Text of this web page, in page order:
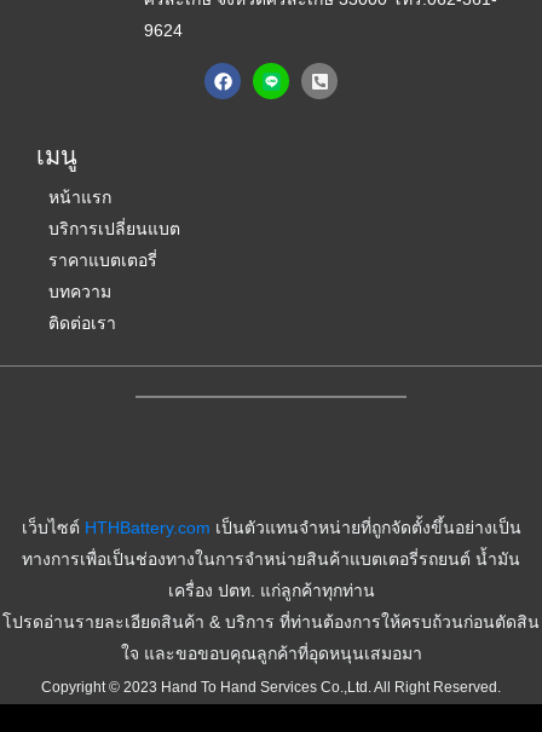
9624
F
a
P
h
เมนู
หน้าแรก
บริการเปลี่ยนแบต
ราคาแบตเตอรี่
บทความ
ติดต่อเรา
เว็บไซต์ HTHBattery.com เป็นตัวแทนจำหน่ายที่ถูกจัดตั้งขึ้นอย่างเป็น
ทางการเพื่อเป็นช่องทางในการจำหน่ายสินค้าแบตเตอรี่รถยนต์ น้ำมัน
เครื่อง ปตท. แก่ลูกค้าทุกท่าน
โปรดอ่านรายละเอียดสินค้า & บริการ ที่ท่านต้องการให้ครบถ้วนก่อนตัดสิน
ใจ และขอขอบคุณลูกค้าที่อุดหนุนเสมอมา
Copyright © 2023 Hand To Hand Services Co.,Ltd. All Right Reserved.